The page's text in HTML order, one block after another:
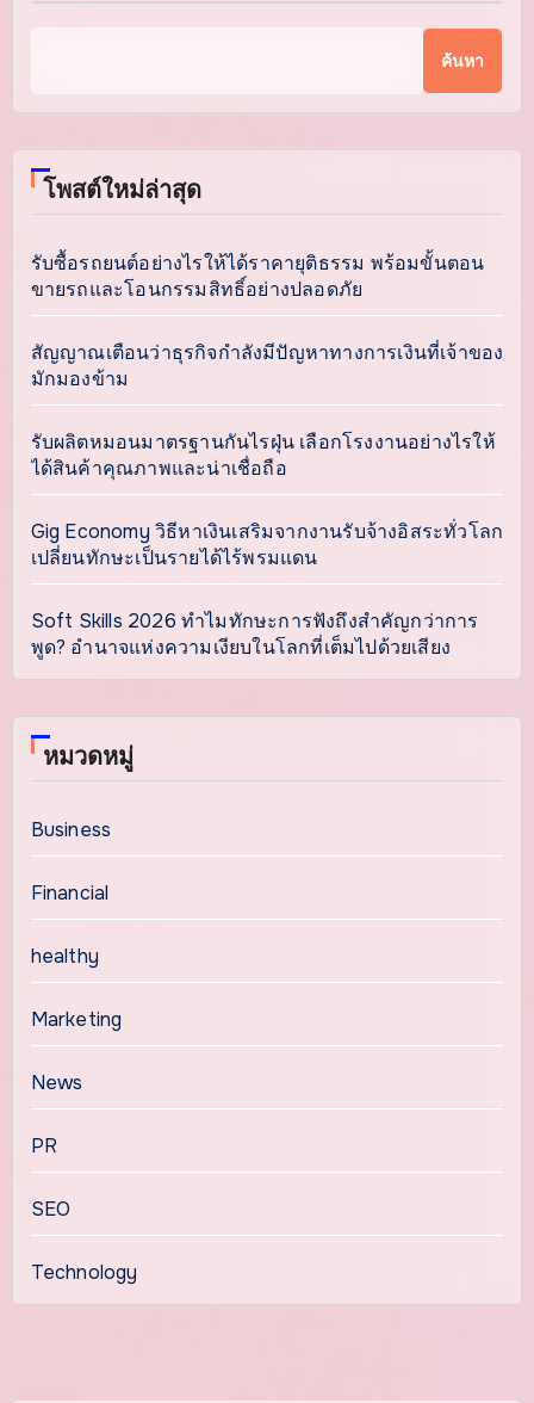
ค้นหา
โพสต์ใหม่ล่าสุด
รับซื้อรถยนต์อย่างไรให้ได้ราคายุติธรรม พร้อมขั้นตอน
ขายรถและโอนกรรมสิทธิ์อย่างปลอดภัย
สัญญาณเตือนว่าธุรกิจกำลังมีปัญหาทางการเงินที่เจ้าของ
มักมองข้าม
รับผลิตหมอนมาตรฐานกันไรฝุ่น เลือกโรงงานอย่างไรให้
ได้สินค้าคุณภาพและน่าเชื่อถือ
Gig Economy วิธีหาเงินเสริมจากงานรับจ้างอิสระทั่วโลก
เปลี่ยนทักษะเป็นรายได้ไร้พรมแดน
Soft Skills 2026 ทำไมทักษะการฟังถึงสำคัญกว่าการ
พูด? อำนาจแห่งความเงียบในโลกที่เต็มไปด้วยเสียง
หมวดหมู่
Business
Financial
healthy
Marketing
News
PR
SEO
Technology